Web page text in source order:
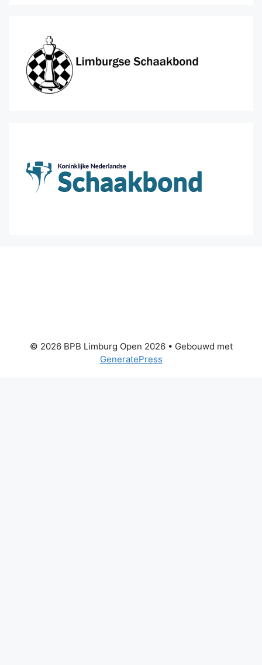
© 2026 BPB Limburg Open 2026• Gebouwd met
GeneratePress